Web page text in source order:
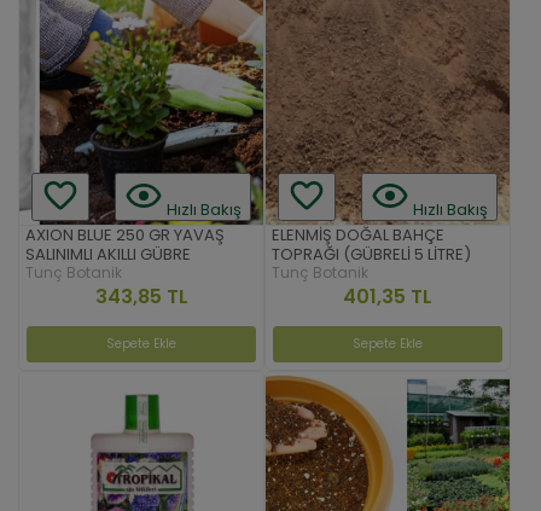
Hızlı Bakış
AXION BLUE 250 GR YAVAŞ
SALINIMLI AKILLI GÜBRE
Tunç Botanik
343,85 TL
Sepete Ekle
Hızlı Bakış
ELENMİŞ DOĞAL BAHÇE
TOPRAĞI (GÜBRELİ 5 LİTRE)
Tunç Botanik
401,35 TL
Sepete Ekle